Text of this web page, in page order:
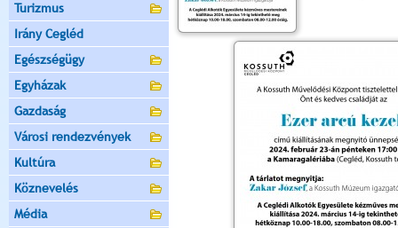
Turizmus
Irány Cegléd
Egészségügy
Egyházak
Gazdaság
Városi rendezvények
Kultúra
Köznevelés
Média